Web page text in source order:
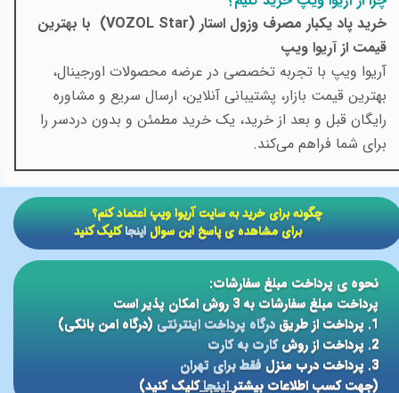
خرید پاد یکبار مصرف وزول استار (VOZOL Star) با بهترین
قیمت از آریوا ویپ
آریوا ویپ با تجربه تخصصی در عرضه محصولات اورجینال،
بهترین قیمت بازار، پشتیبانی آنلاین، ارسال سریع و مشاوره
رایگان قبل و بعد از خرید، یک خرید مطمئن و بدون دردسر را
برای شما فراهم می‌کند.
نحوه ی پرداخت مبلغ سفارشات:
پرداخت مبلغ سفارشات به 3 روش امکان پذیر است
1. پرداخت از طریق
درگاه پرداخت اینترنتی(درگاه امن بانکی)
2. پرداخت از روش
کارت به کارت
3. پرداخت درب منزل
فقط برای تهران
(جهت کسب اطلاعات بیشتر اینجاکلیک کنید)
​​چگونه برای خرید به سایت آریوا ویپ اعتماد کنم؟
برای مشاهده ی پاسخ این سوالاینجاکلیک کنید